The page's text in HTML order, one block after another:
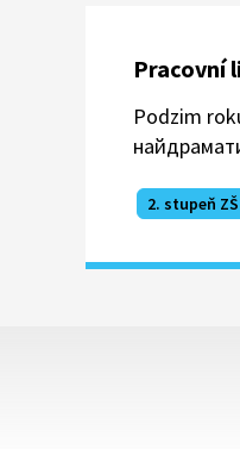
Pracovní
Podzim
2. stupeň ZŠ